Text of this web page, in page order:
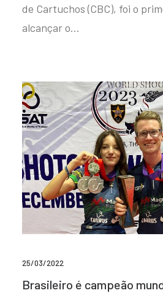
de Cartuchos (CBC), foi o
alcançar o…
25/03/2022
Brasileiro é campeão